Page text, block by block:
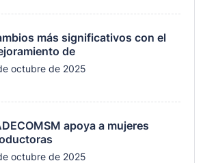
más significativos con el
de
octubre de 2025
apoya a mujeres
octubre de 2025